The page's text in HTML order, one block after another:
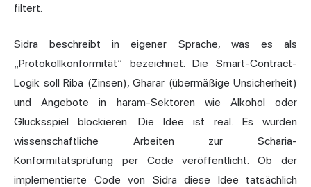
filtert.
Sidra beschreibt in eigener Sprache, was es als
„Protokollkonformität“ bezeichnet. Die Smart-Contract-
Logik soll Riba (Zinsen), Gharar (übermäßige Unsicherheit)
und Angebote in haram-Sektoren wie Alkohol oder
Glücksspiel blockieren. Die Idee ist real. Es wurden
wissenschaftliche Arbeiten zur Scharia-
Konformitätsprüfung per Code veröffentlicht. Ob der
implementierte Code von Sidra diese Idee tatsächlich